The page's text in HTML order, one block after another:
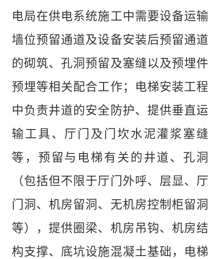
电局在供电系统施工中需要设备运输
墙位预留通道及设备安装后预留通道
的砌筑、孔洞预留及塞缝以及预埋件
预埋等相关配合工作；电梯安装工程
中负责井道的安全防护、提供垂直运
输工具、厅门及门坎水泥灌浆塞缝
等，预留与电梯有关的井道、孔洞
（包括但不限于厅门外呼、层显、厅
门洞、机房留洞、无机房控制柜留洞
等），提供圈梁、机房吊钩、机房结
构支撑、底坑设施混凝土基础，电梯